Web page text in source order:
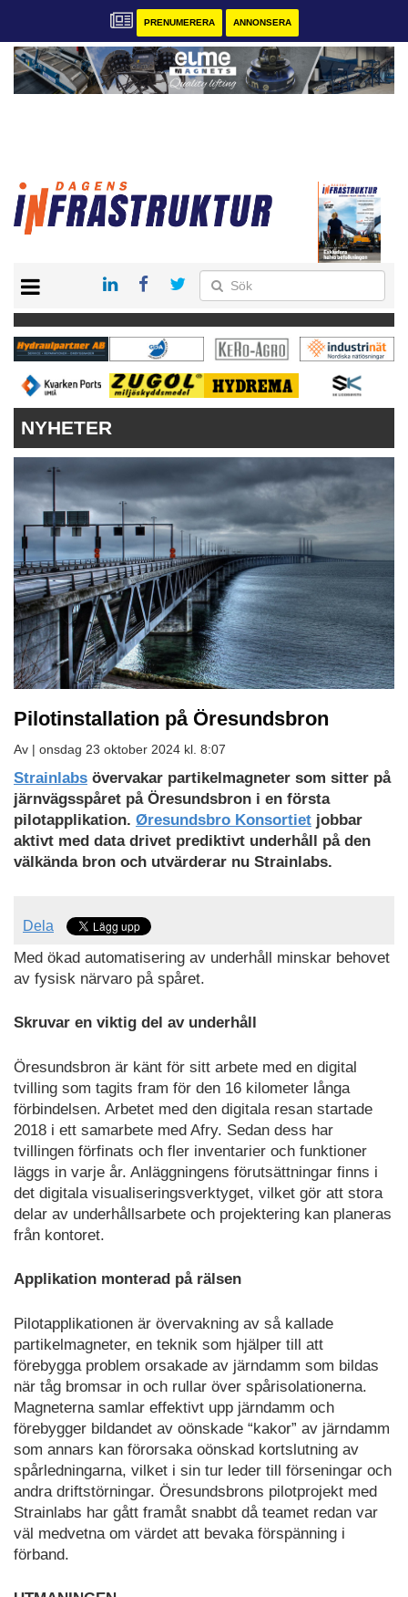
PRENUMERERA ANNONSERA
KONTAKT
VÅRA ANDRA MAGASIN
PRENUMERERA
ANNONSERA
NYHETER
Pilotinstallation på Öresundsbron
Av | onsdag 23 oktober 2024 kl. 8:07
Strainlabs övervakar partikelmagneter som sitter på
järnvägsspåret på Öresundsbron i en första
pilotapplikation. Øresundsbro Konsortiet jobbar
aktivt med data drivet prediktivt underhåll på den
välkända bron och utvärderar nu Strainlabs.
Dela
Med ökad automatisering av underhåll minskar behovet
av fysisk närvaro på spåret.
Skruvar en viktig del av underhåll
Öresundsbron är känt för sitt arbete med en digital
tvilling som tagits fram för den 16 kilometer långa
förbindelsen. Arbetet med den digitala resan startade
2018 i ett samarbete med Afry. Sedan dess har
tvillingen förfinats och fler inventarier och funktioner
läggs in varje år. Anläggningens förutsättningar finns i
det digitala visualiseringsverktyget, vilket gör att stora
delar av underhållsarbete och projektering kan planeras
från kontoret.
Applikation monterad på rälsen
Pilotapplikationen är övervakning av så kallade
partikelmagneter, en teknik som hjälper till att
förebygga problem orsakade av järndamm som bildas
när tåg bromsar in och rullar över spårisolationerna.
Magneterna samlar effektivt upp järndamm och
förebygger bildandet av oönskade “kakor” av järndamm
som annars kan förorsaka oönskad kortslutning av
spårledningarna, vilket i sin tur leder till förseningar och
andra driftstörningar. Öresundsbrons pilotprojekt med
Strainlabs har gått framåt snabbt då teamet redan var
väl medvetna om värdet att bevaka förspänning i
förband.